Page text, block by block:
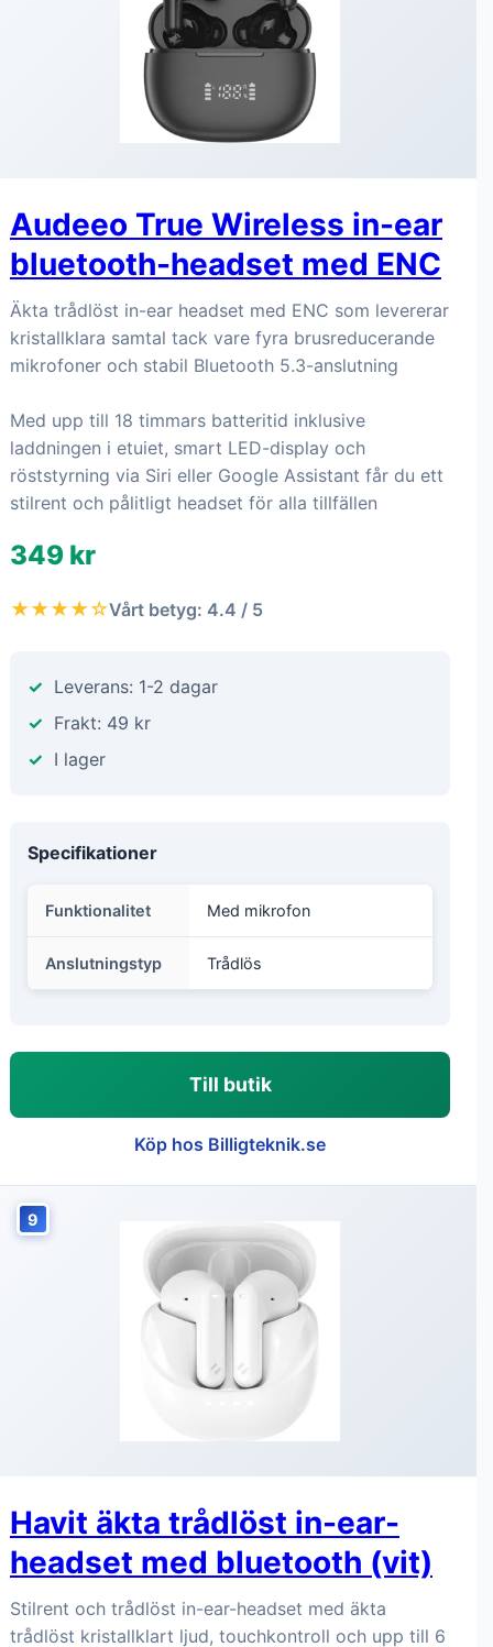
Audeeo True Wireless in-ear
bluetooth-headset med ENC
Äkta trådlöst in-ear headset med ENC som levererar
kristallklara samtal tack vare fyra brusreducerande
mikrofoner och stabil Bluetooth 5.3-anslutning
Med upp till 18 timmars batteritid inklusive
laddningen i etuiet, smart LED-display och
röststyrning via Siri eller Google Assistant får du ett
stilrent och pålitligt headset för alla tillfällen
349 kr
★★★★☆Vårt betyg: 4.4 / 5
Leverans: 1-2 dagar
Frakt: 49 kr
I lager
Specifikationer
Funktionalitet Med mikrofon
Anslutningstyp Trådlös
Till butik
Köp hos Billigteknik.se
9
Havit äkta trådlöst in-ear-
headset med bluetooth (vit)
Stilrent och trådlöst in-ear-headset med äkta
trådlöst kristallklart ljud, touchkontroll och upp till 6